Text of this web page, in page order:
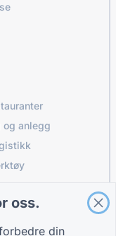
og anlegg
oss.
din